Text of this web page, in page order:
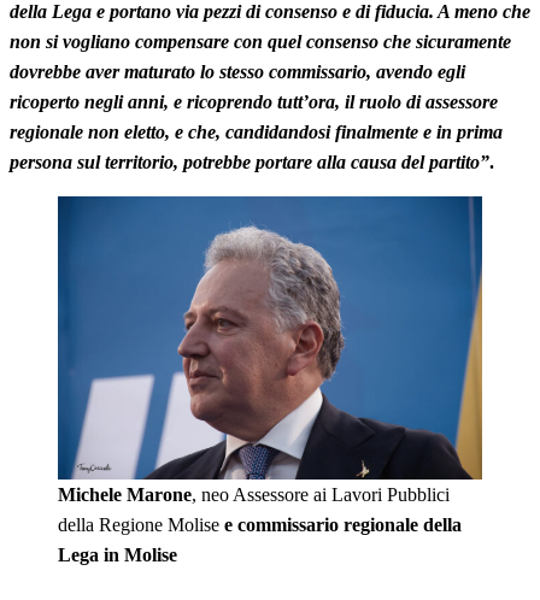
della Lega e portano via pezzi di consenso e di fiducia. A meno che
non si vogliano compensare con quel consenso che sicuramente
dovrebbe aver maturato lo stesso commissario, avendo egli
ricoperto negli anni, e ricoprendo tutt’ora, il ruolo di assessore
regionale non eletto, e che, candidandosi finalmente e in prima
persona sul territorio, potrebbe portare alla causa del partito”.
Michele Marone, neo Assessore ai Lavori Pubblici
della Regione Molise e commissario regionale della
Lega in Molise